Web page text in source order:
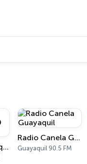
La Otra Guayaquil 94.9 FM
Radio Canela Guayaquil
Guayaquil 90.5 FM